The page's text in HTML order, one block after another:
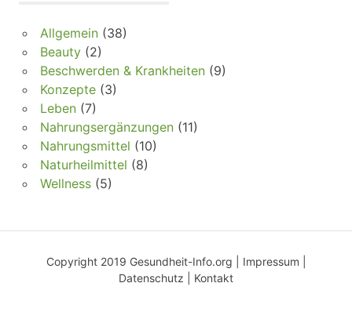
Allgemein(38)
Beauty(2)
Beschwerden & Krankheiten(9)
Konzepte(3)
Leben(7)
Nahrungsergänzungen(11)
Nahrungsmittel (10)
Naturheilmittel (8)
Wellness(5)
Copyright 2019 Gesundheit-Info.org | Impressum
Datenschutz
Kontakt